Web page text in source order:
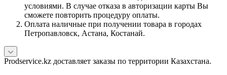
условиями. В случае отказа в авторизации карты Вы
сможете повторить процедуру оплаты.
Оплата наличные при получении товара в городах
Петропавловск, Астана, Костанай.
Prodservice.kz доставляет заказы по территории Казахстана.